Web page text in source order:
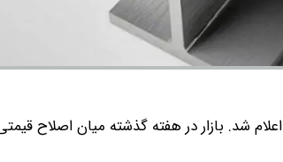
قیمت تیرآهن امروز ۱۲ اردیبهشت ۱۴۰۵ اعلام شد. بازار در هفته گذشته